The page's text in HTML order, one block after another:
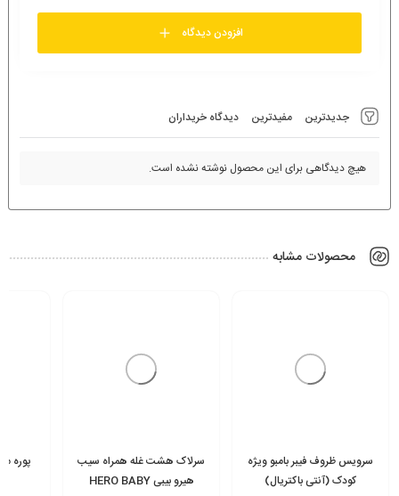
جدیدترین مفیدترین دیدگاه خریداران
هیچ دیدگاهی برای این محصول نوشته نشده است.
افزودن دیدگاه
محصولات مشابه
سرویس ظروف فیبر بامبو ویژه
کودک (آنتی باکتریال)
سرلاک هشت غله همراه سیب
هیرو بیبی HERO BABY
پوره